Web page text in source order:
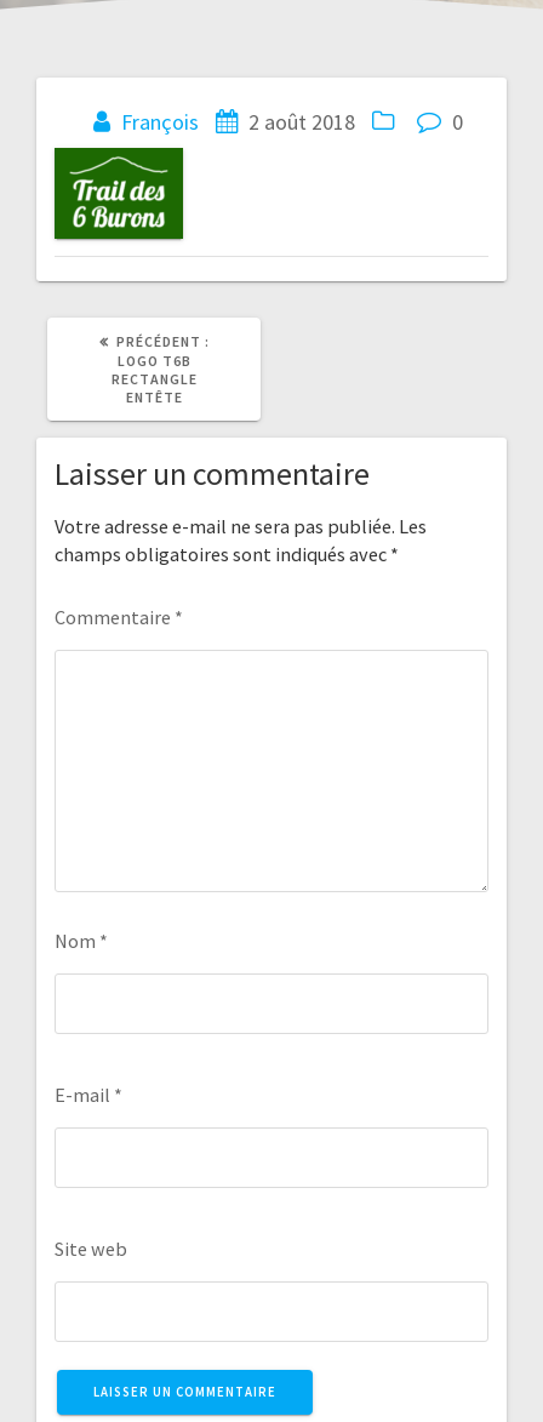
François 2 août 2018 0
Navigation
de
l’article
PRÉCÉDENT :
LOGO T6B
RECTANGLE
ENTÊTE
Laisser un commentaire
Votre adresse e-mail ne sera pas publiée. Les
champs obligatoires sont indiqués avec *
Commentaire *
Nom *
E-mail *
Site web